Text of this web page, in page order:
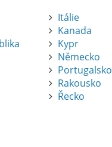
Itálie
Kanada
Kypr
Německo
Portugalsko
Rakousko
Řecko